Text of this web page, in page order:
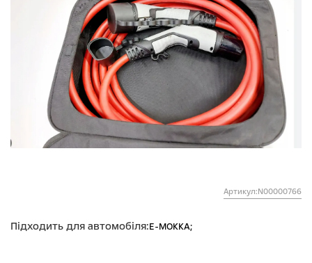
Артикул:N00000766
Підходить для автомобіля:E-MOKKA;